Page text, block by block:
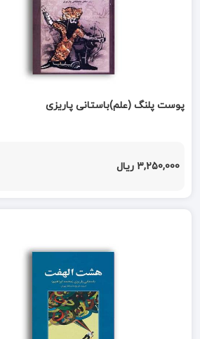
پوست پلنگ (علم)باستانی پاریزی
3,250,000 ریال